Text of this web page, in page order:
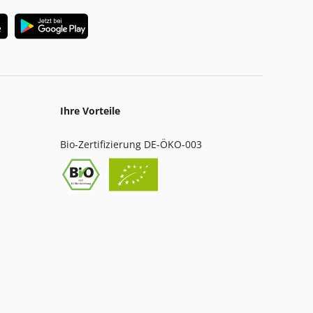
Ihre Vorteile
Bio-Zertifizierung DE-ÖKO-003